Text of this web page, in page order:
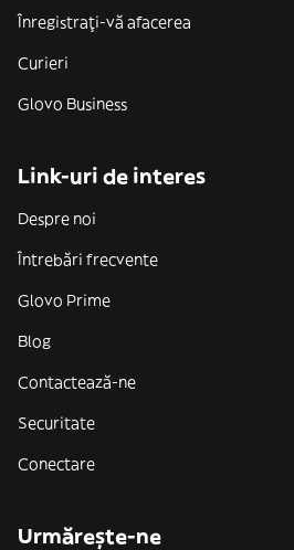
Înregistrați-vă afacerea
Curieri
Glovo Business
Link-uri de interes
Despre noi
Întrebări frecvente
Glovo Prime
Blog
Contactează-ne
Securitate
Conectare
Urmărește-ne